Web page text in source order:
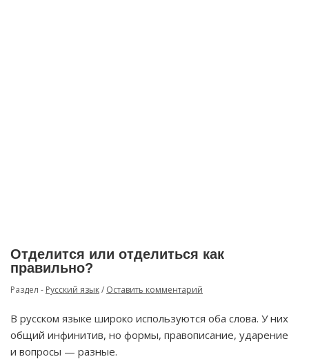
Отделится или отделиться как
правильно?
Раздел - Русский язык/ Оставить комментарий
В русском языке широко используются оба слова. У них
общий инфинитив, но формы, правописание, ударение
и вопросы — разные.